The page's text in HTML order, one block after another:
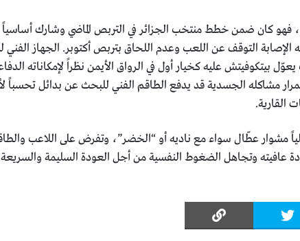
فهو كان ضمن خطط منتخب الجزائر في التربص الماضي وشارك أساسياً
الإصابة التوقف عن اللعب وعدم اللحاق بتربص أكتوبر. الجهاز الفني
بيتكوفيتش عليه كخيار أول في الرواق الأيمن نظراً لإمكاناته
مشاكله الجسدية قد يدفع الطاقم الفني للبحث عن بدائل تحسباً
القارية.
مشوار عطّال سواء مع ناديه أو “الخضر”، وتفرض على اللاعب
عافيته وتجاهل الضغوط النفسية من أجل العودة السليمة والسريعة